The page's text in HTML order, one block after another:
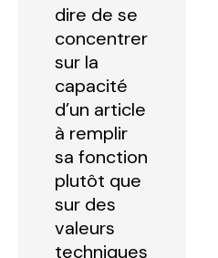
dire de se
concentrer
sur la
capacité
d’un article
à remplir
sa fonction
plutôt que
sur des
valeurs
techniques